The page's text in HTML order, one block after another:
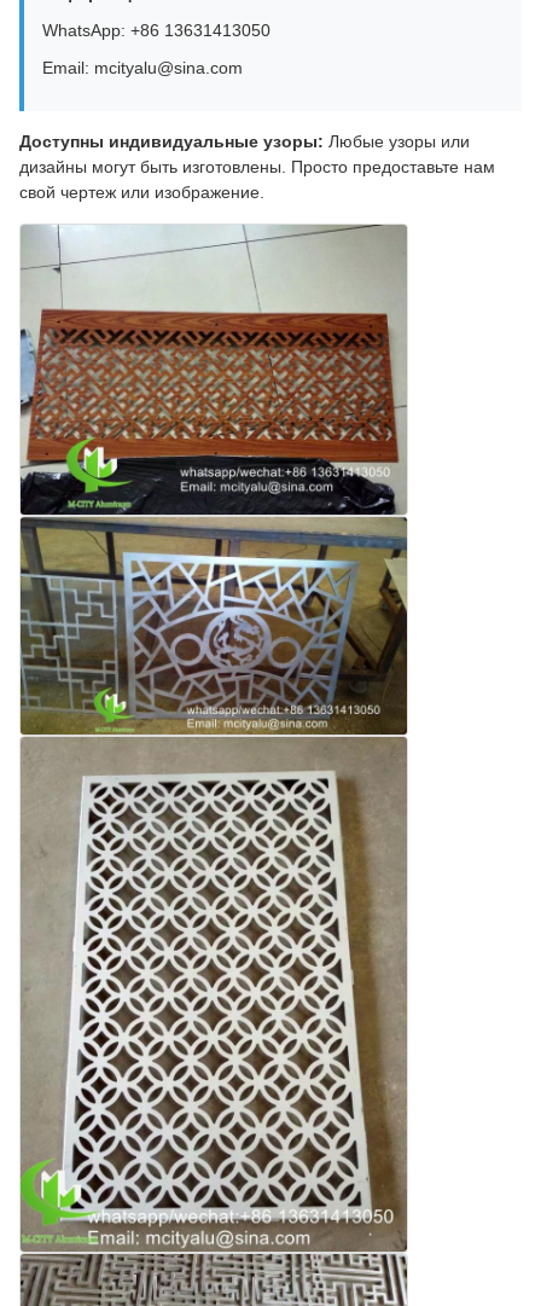
WhatsApp: +86 13631413050
Email: mcityalu@sina.com
Доступны индивидуальные узоры: Любые узоры или
дизайны могут быть изготовлены. Просто предоставьте нам
свой чертеж или изображение.